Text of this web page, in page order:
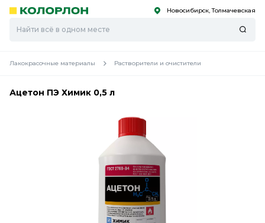
Скоро
Скоро Новосибирск, Толмачевская
Лакокрасочные материалы Растворители и очистители
Ацетон ПЭ Химик 0,5 л